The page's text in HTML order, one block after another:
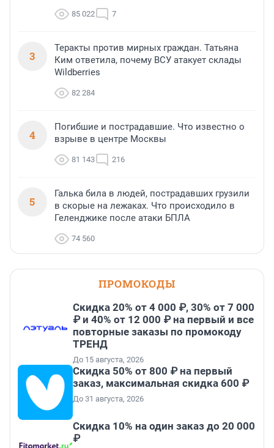
85 022 7
3
Теракты против мирных граждан. Татьяна
Ким ответила, почему ВСУ атакует склады
Wildberries
82 284
4
Погибшие и пострадавшие. Что известно о
взрыве в центре Москвы
81 143 216
5
Галька била в людей, пострадавших грузили
в скорые на лежаках. Что происходило в
Геленджике после атаки БПЛА
74 560
ПРОМОКОДЫ
Скидка 20% от 4 000 ₽, 30% от 7 000
₽ и 40% от 12 000 ₽ на первый и все
повторные заказы по промокоду
ТРЕНД
До 15 августа, 2026
Скидка 50% от 800 ₽ на первый
заказ, максимальная скидка 600 ₽
До 31 августа, 2026
Скидка 10% на один заказ до 20 000
₽